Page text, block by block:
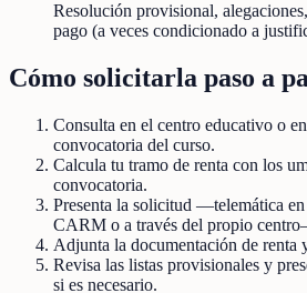
Resolución provisional,
pago (a veces condicionado a
Cómo solicitarla paso a
Consulta en el centro educativo o
convocatoria del curso.
Calcula tu tramo de renta con los
convocatoria.
Presenta la solicitud —telemática
CARM o a través del propio
Adjunta la documentación de renta
Revisa las listas provisionales y
si es necesario.